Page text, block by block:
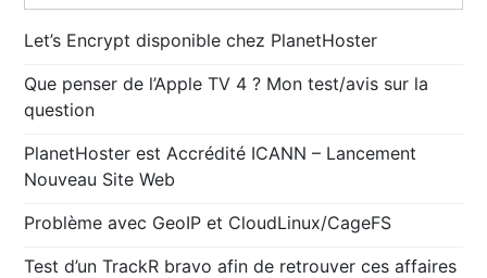
Let’s Encrypt disponible chez PlanetHoster
Que penser de l’Apple TV 4 ? Mon test/avis sur la
question
PlanetHoster est Accrédité ICANN – Lancement
Nouveau Site Web
Problème avec GeoIP et CloudLinux/CageFS
Test d’un TrackR bravo afin de retrouver ces affaires